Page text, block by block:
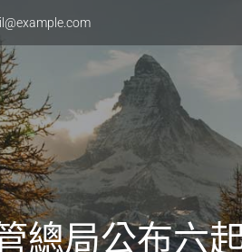
總局公布六